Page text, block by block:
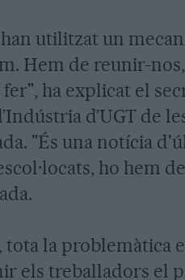
utilitzat un
Hem de reunir-
ha explicat el
d’UGT de
"És una notícia
ho hem
la problemàtica
els treballadors el